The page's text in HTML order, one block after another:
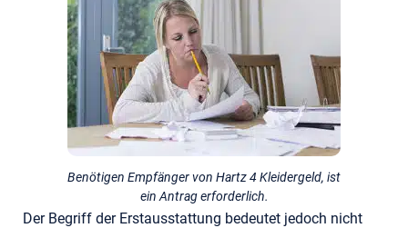
Benötigen Empfänger von Hartz 4 Kleidergeld, ist
ein Antrag erforderlich.
Der Begriff der Erstausstattung bedeutet jedoch nicht